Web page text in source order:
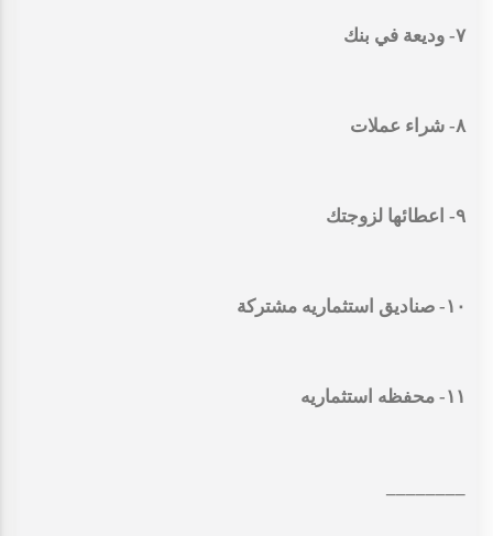
٧- وديعة في بنك
٨- شراء عملات
٩- اعطائها لزوجتك
١٠- صناديق استثماريه مشتركة
١١- محفظه استثماريه